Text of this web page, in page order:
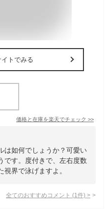
イトでみる
価格と在庫を楽天でチェック >>
は如何でしょうか？可愛い
です。度付きで、左右度数
界で泳げますよ。
全てのおすすめコメント (1 件) >